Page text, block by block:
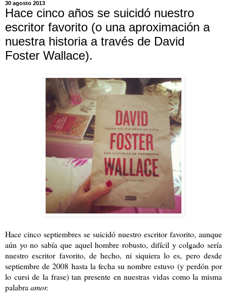
30 agosto 2013
Hace cinco años se suicidó nuestro
escritor favorito (o una aproximación a
nuestra historia a través de David
Foster Wallace).
Hace cinco septiembres se suicidó nuestro escritor favorito, aunque
aún yo no sabía que aquel hombre robusto, difícil y colgado sería
nuestro escritor favorito, de hecho, ni siquiera lo es, pero desde
septiembre de 2008 hasta la fecha su nombre estuvo (y perdón por
lo cursi de la frase) tan presente en nuestras vidas como la misma
palabra amor.